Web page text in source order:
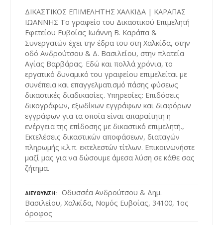
ΔΙΚΑΣΤΙΚΟΣ ΕΠΙΜΕΛΗΤΗΣ ΧΑΛΚΙΔΑ | ΚΑΡΑΠΑΣ
ΙΩΑΝΝΗΣ Το γραφείο του Δικαστικού Επιμελητή
Εφετείου Ευβοίας Ιωάννη Β. Καράπα &
Συνεργατών έχει την έδρα του στη Χαλκίδα, στην
οδό Ανδρούτσου & Δ. Βασιλείου, στην πλατεία
Αγίας Βαρβάρας. Εδώ και πολλά χρόνια, το
εργατικό δυναμικό του γραφείου επιμελείται με
συνέπεια και επαγγελματισμό πάσης φύσεως
δικαστικές διαδικασίες. Υπηρεσίες: Επιδόσεις
δικογράφων, εξωδίκων εγγράφων και διαφόρων
εγγράφων για τα οποία είναι απαραίτητη η
ενέργεια της επίδοσης με δικαστικό επιμελητή.,
Εκτελέσεις δικαστικών αποφάσεων, διαταγών
πληρωμής κ.λ.π. εκτελεστών τίτλων. Επικοινωνήστε
μαζί μας για να δώσουμε άμεσα λύση σε κάθε σας
ζήτημα.
ΔΙΕΎΘΥΝΣΗ
Οδυσσέα Ανδρούτσου & Δημ.
Βασιλείου, Χαλκίδα, Νομός Ευβοίας, 34100, 1ος
όροφος